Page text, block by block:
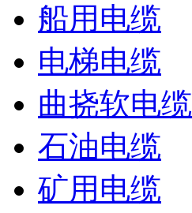
船用电缆
电梯电缆
曲挠软电缆
石油电缆
矿用电缆